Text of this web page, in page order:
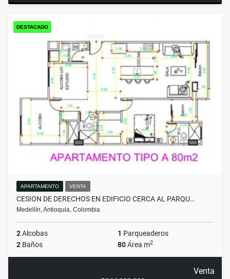
DESTACADO
APARTAMENTO VENTA
CESION DE DERECHOS EN EDIFICIO CERCA AL PARQU…
Medellín, Antioquia, Colombia
2Alcobas 1 Parqueaderos
2 Baños 80Área m2
Venta